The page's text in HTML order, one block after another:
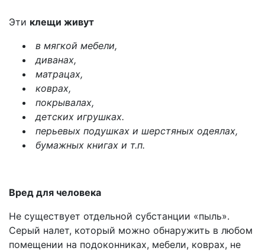
Эти клещи живут
в мягкой мебели,
диванах,
матрацах,
коврах,
покрывалах,
детских игрушках.
перьевых подушках и шерстяных одеялах,
бумажных книгах и т.п.
Вред для человека
Не существует отдельной субстанции «пыль».
Серый налет, который можно обнаружить в любом
помещении на подоконниках, мебели, коврах, не